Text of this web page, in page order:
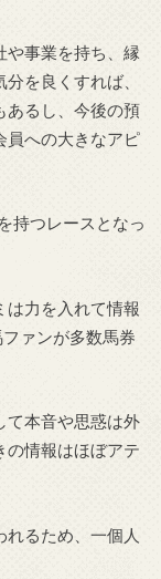
や事業を持ち、縁
を良くすれば、
あるし、今後の預
員への大きなアピ
持つレースとなっ
は力を入れて情報
ァンが多数馬券
て本音や思惑は外
の情報はほぼアテ
るため、一個人